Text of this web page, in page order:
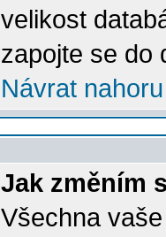
velikost
zapojte se do
Návrat nahoru
Jak změním
Všechna